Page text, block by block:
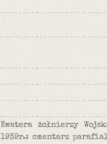
Kwatera żołnierzy
1939r.: cmentarz